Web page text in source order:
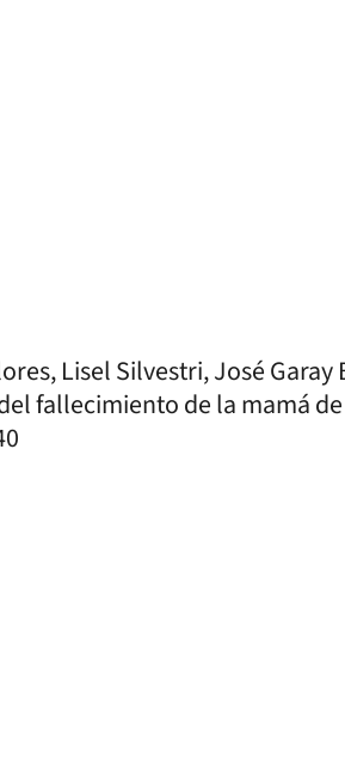
Lisel Silvestri, José Garay
fallecimiento de la mamá